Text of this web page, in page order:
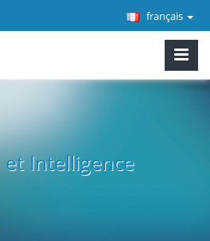
français
Intelligence